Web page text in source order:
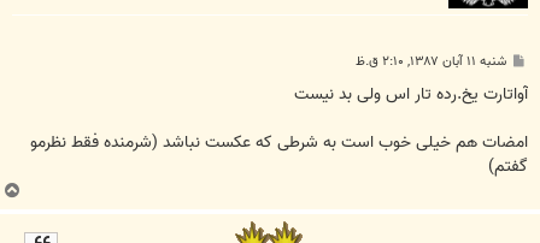
پ
ت
شنبه ۱۱ آبان ۱۳۸۷, ۲:۱۰ ق.ظ
آواتارت یخ.رده تار اس ولی بد نیست
امضات هم خیلی خوب است به شرطی که عکست نباشد (شرمنده فقط نظرمو
گفتم)
ب
ا